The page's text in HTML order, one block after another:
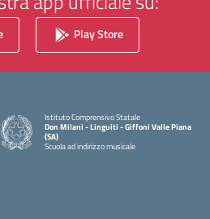
Play Store
Istituto Comprensivo Statale
Don Milani - Linguiti - Giffoni Valle Piana
(SA)
Scuola ad indirizzo musicale